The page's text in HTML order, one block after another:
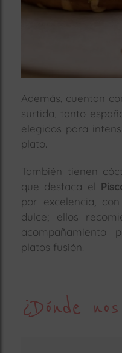
Además, cuentan
surtida, tanto
elegidos para
plato.
También tienen
que destaca el
por excelencia,
dulce; ellos
platos fusión.
¿Dónde